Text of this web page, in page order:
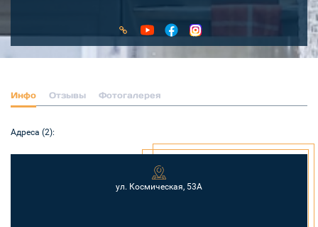
Инфо Отзывы Фотогалерея
Адреса (2):
ул. Космическая, 53А